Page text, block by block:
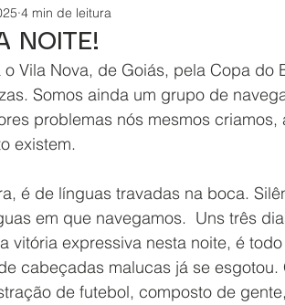
NOITE!
4 min de leitura
Vila Nova, de Goiás, pela Copa do
Somos ainda um grupo de
problemas nós mesmos criamos,
existem.
é de línguas travadas na boca.
em que navegamos.  Uns três
vitória expressiva nesta noite, é
cabeçadas malucas já se esgotou.
de futebol, composto de